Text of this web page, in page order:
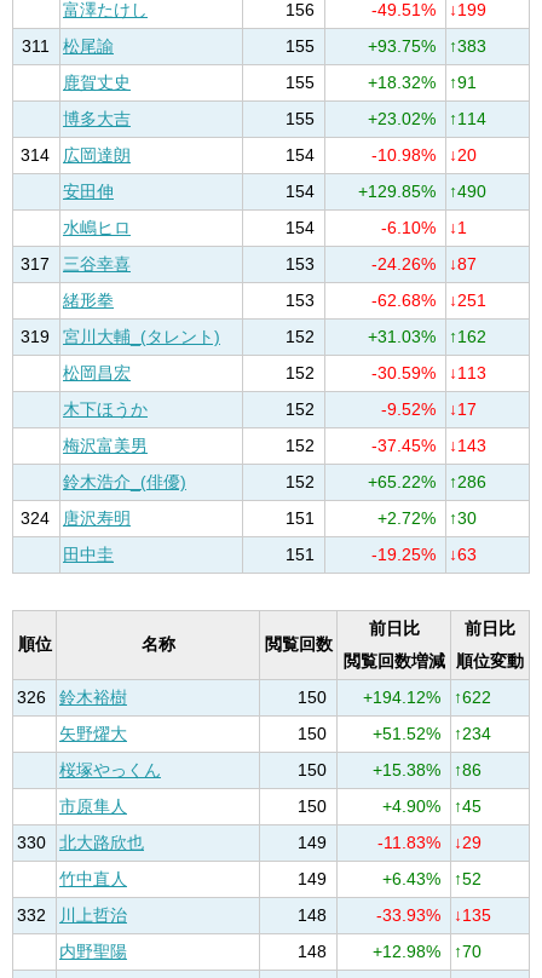
富澤たけし
156 -49.51%
↓199
311
松尾諭 155 +93.75%
↑383
鹿賀丈史
155 +18.32%
↑91
博多大吉
155 +23.02%
↑114
314
広岡達朗 154 -10.98%
↓20
安田伸
154 +129.85%
↑490
水嶋ヒロ
154 -6.10%
↓1
317
三谷幸喜 153 -24.26%
↓87
緒形拳
153 -62.68%
↓251
319
宮川大輔_(タレント) 152 +31.03%
↑162
松岡昌宏
152 -30.59%
↓113
木下ほうか
152 -9.52%
↓17
梅沢富美男
152 -37.45%
↓143
鈴木浩介_(俳優)
152 +65.22%
↑286
324
唐沢寿明 151 +2.72%
↑30
田中圭
151 -19.25% ↓63
順位 名称 閲覧回数
前日比
閲覧回数増減
前日比
順位変動
326
鈴木裕樹 150 +194.12%
↑622
矢野燿大
150 +51.52%
↑234
桜塚やっくん
150 +15.38%
↑86
市原隼人
150 +4.90%
↑45
330
北大路欣也 149 -11.83%
↓29
竹中直人
149 +6.43%
↑52
332
川上哲治 148 -33.93%
↓135
内野聖陽
148 +12.98%
↑70